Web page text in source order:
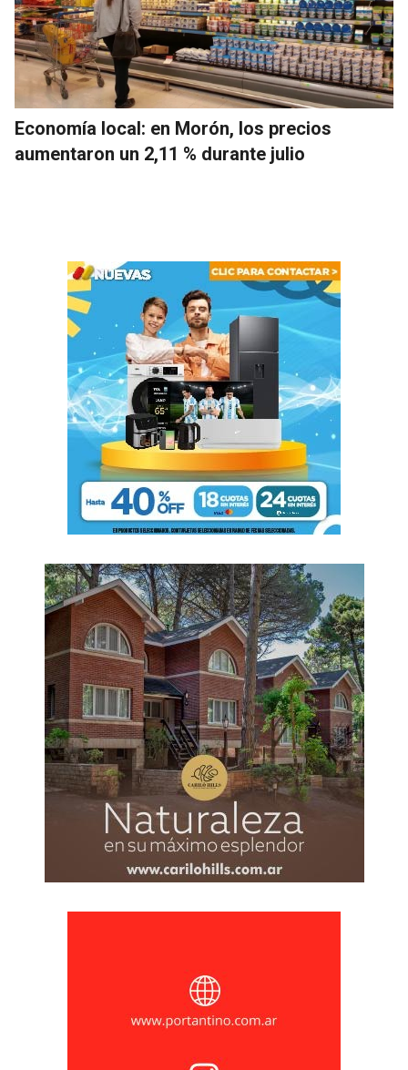
Economía local: en Morón, los precios
aumentaron un 2,11 % durante julio